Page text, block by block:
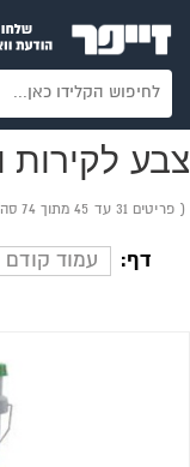
צבע לקירות
פריטים 31 עד 45 מתוך 74 סה"כ
דף: עמוד קודם